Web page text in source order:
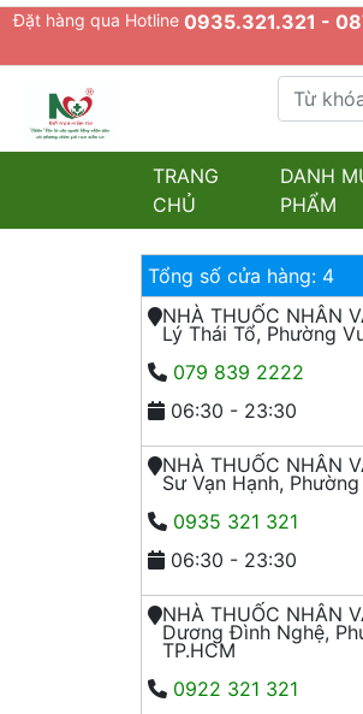
Đặt hàng qua Hotline 0935.321.321 -
Từ khóa
TRANG
CHỦ
DANH
PHẨM
Tổng số cửa hàng: 4
NHÀ THUỐC NHÂN
Lý Thái Tổ, Phường
079 839 2222
06:30 - 23:30
NHÀ THUỐC NHÂN
Sư Vạn Hạnh,
0935 321 321
06:30 - 23:30
NHÀ THUỐC NHÂN
Dương Đình Nghệ,
TP.HCM
0922 321 321